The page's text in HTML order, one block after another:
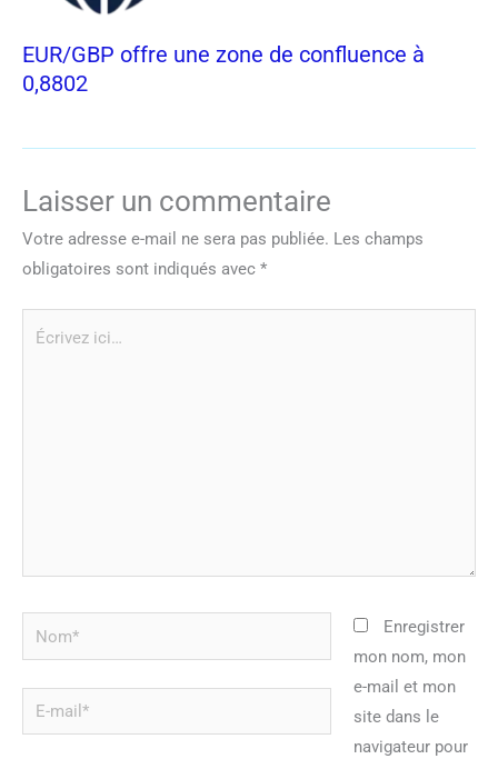
EUR/GBP offre une zone de confluence à
0,8802
Laisser un commentaire
Votre adresse e-mail ne sera pas publiée. Les champs
obligatoires sont indiqués avec *
Nom*
mail*
Enregistrer
mon nom, mon
e-mail et mon
site dans le
navigateur pour